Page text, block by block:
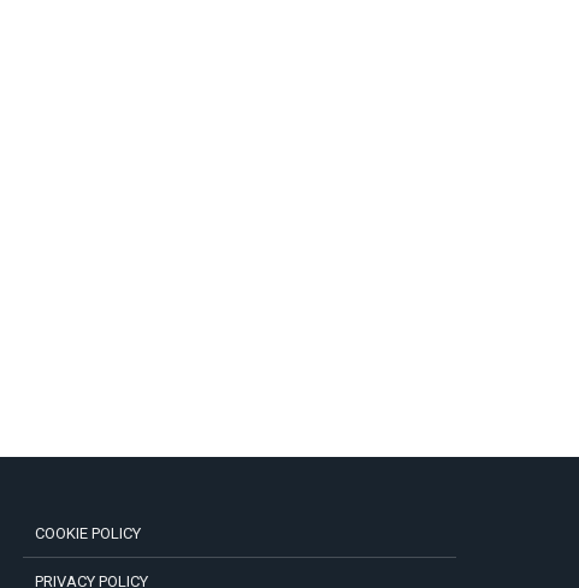
COOKIE POLICY
PRIVACY POLICY